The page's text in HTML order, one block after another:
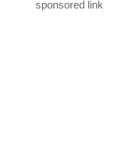
sponsored link